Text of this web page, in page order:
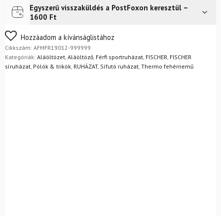
Futár a címre2 400
FoxPost
Egyszerű visszaküldés a PostFoxon keresztül –
1600 Ft
Nem biztos a választásában? Semmi gond – a terméket
egyszerűen visszaküldheti 14 napon belül, indoklás nélkül.
Mik a visszaküldés feltételei?
Hozzáadom a kívánságlistához
Cikkszám: AFMFR19012-999999
Kategóriák: Aláöltözet Aláöltöző Férfi sportruházat FISCHER FISCHER
síruházat Pólók & trikók RUHÁZAT, Sífutó ruházat Thermo fehérnemű